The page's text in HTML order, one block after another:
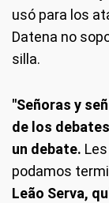
usó para los
Datena no
silla.
"Señoras y
de los
un debate.
podamos
Leão Serva,